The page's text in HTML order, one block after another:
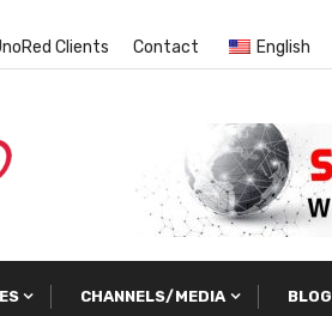
Clients Contact English
CHANNELS/MEDIA BLOG